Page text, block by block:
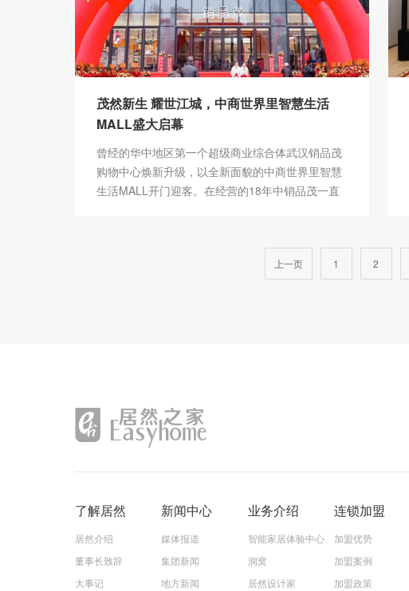
茂然新生 耀世江城，中商世界里智慧生活
MALL盛大启幕
曾经的华中地区第一个超级商业综合体武汉销品茂
购物中心焕新升级，以全新面貌的中商世界里智慧
生活MALL开门迎客。在经营的18年中销品茂一直
上一页 1 2
了解居然
居然介绍
董事长致辞
大事记
新闻中心
媒体报道
集团新闻
地方新闻
业务介绍
智能家居体验中心
洞窝
居然设计家
连锁加盟
加盟优势
加盟案例
加盟政策